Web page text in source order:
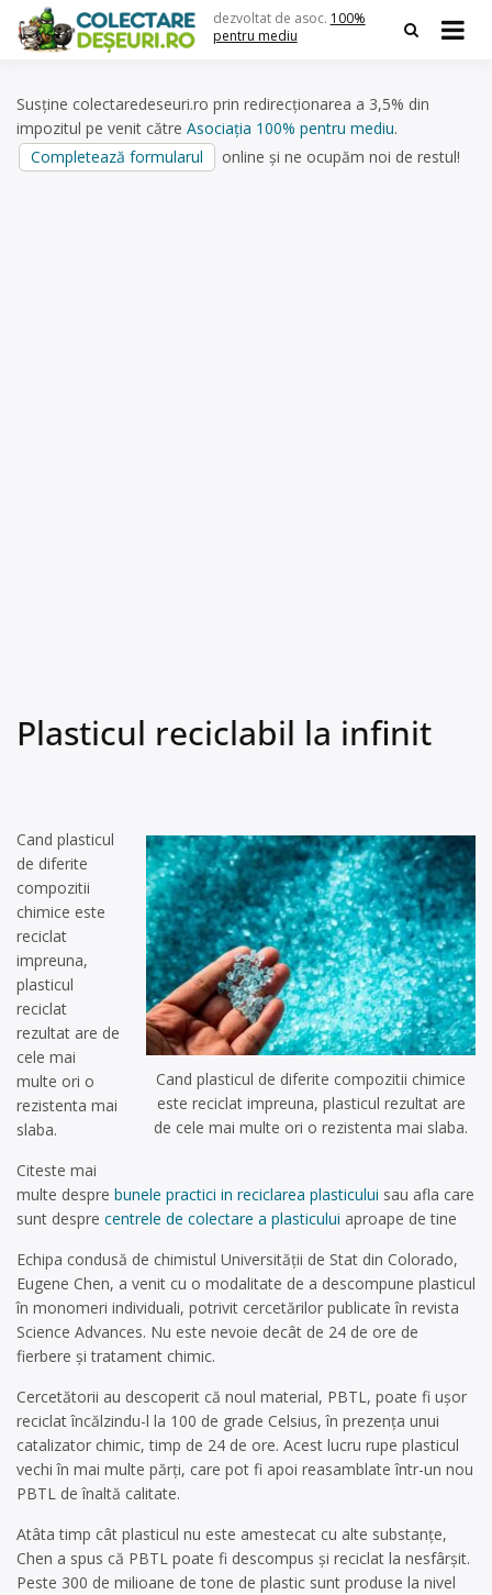
content
dezvoltat de asoc. 100%
pentru mediu
Susține colectaredeseuri.ro prin redirecționarea a 3,5% din
impozitul pe venit către Asociația 100% pentru mediu.
Completează formularul
online și ne ocupăm noi de restul!
Plasticul reciclabil la infinit
Cand plasticul de diferite compozitii chimice
este reciclat impreuna, plasticul rezultat are
de cele mai multe ori o rezistenta mai slaba.
Cand plasticul
de diferite
compozitii
chimice este
reciclat
impreuna,
plasticul
reciclat
rezultat are de
cele mai
multe ori o
rezistenta mai
slaba.
Citeste mai
multe despre bunele practici in reciclarea plasticului sau afla care
sunt despre centrele de colectare a plasticului aproape de tine
Echipa condusă de chimistul Universității de Stat din Colorado,
Eugene Chen, a venit cu o modalitate de a descompune plasticul
în monomeri individuali, potrivit cercetărilor publicate în revista
Science Advances. Nu este nevoie decât de 24 de ore de
fierbere și tratament chimic.
Cercetătorii au descoperit că noul material, PBTL, poate fi ușor
reciclat încălzindu-l la 100 de grade Celsius, în prezența unui
catalizator chimic, timp de 24 de ore. Acest lucru rupe plasticul
vechi în mai multe părți, care pot fi apoi reasamblate într-un nou
PBTL de înaltă calitate.
Atâta timp cât plasticul nu este amestecat cu alte substanțe,
Chen a spus că PBTL poate fi descompus și reciclat la nesfârșit.
Peste 300 de milioane de tone de plastic sunt produse la nivel